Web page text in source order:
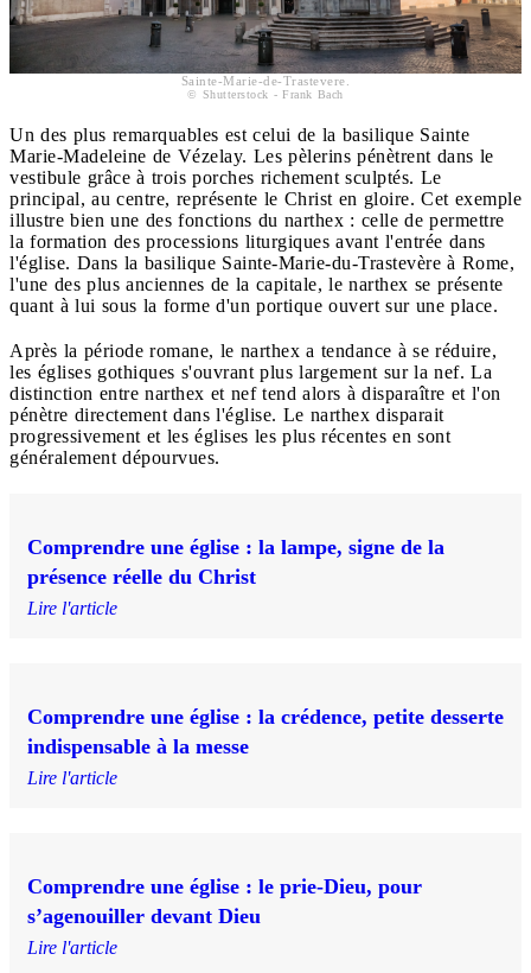
Sainte-Marie-de-Trastevere.
© Shutterstock - Frank Bach
Un des plus remarquables est celui de la basilique Sainte
Marie-Madeleine de Vézelay. Les pèlerins pénètrent dans le
vestibule grâce à trois porches richement sculptés. Le
principal, au centre, représente le Christ en gloire. Cet exemple
illustre bien une des fonctions du narthex : celle de permettre
la formation des processions liturgiques avant l'entrée dans
l'église. Dans la basilique Sainte-Marie-du-Trastevère à Rome,
l'une des plus anciennes de la capitale, le narthex se présente
quant à lui sous la forme d'un portique ouvert sur une place.
Après la période romane, le narthex a tendance à se réduire,
les églises gothiques s'ouvrant plus largement sur la nef. La
distinction entre narthex et nef tend alors à disparaître et l'on
pénètre directement dans l'église. Le narthex disparait
progressivement et les églises les plus récentes en sont
généralement dépourvues.
Comprendre une église : la lampe, signe de la
présence réelle du Christ
Lire l'article
Comprendre une église : la crédence, petite desserte
indispensable à la messe
Lire l'article
Comprendre une église : le prie-Dieu, pour
s’agenouiller devant Dieu
Lire l'article